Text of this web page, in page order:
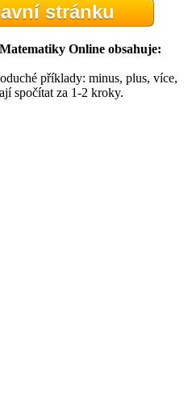
stránku
Online obsahuje:
příklady: minus, plus, více,
spočítat za 1-2 kroky.